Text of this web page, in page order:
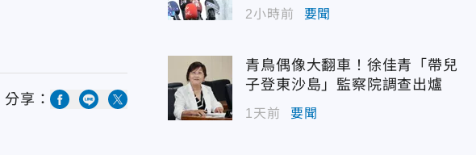
分享：
2小時前 要聞
青鳥偶像大翻車！徐佳青「帶兒
子登東沙島」監察院調查出爐
1天前 要聞